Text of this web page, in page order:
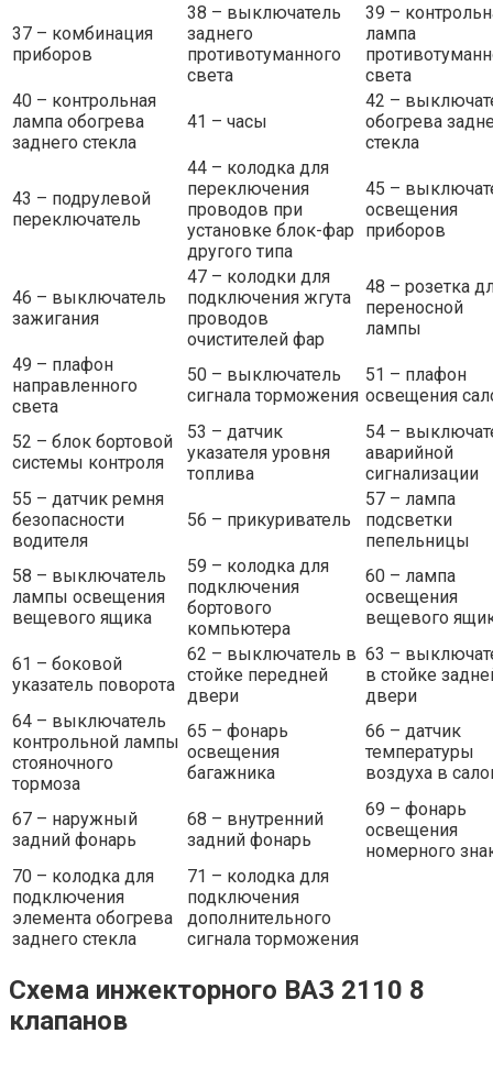
37 – комбинация
приборов
38 – выключатель
заднего
противотуманного
света
39 –
лампа
света
40 – контрольная
лампа обогрева
заднего стекла
41 – часы
42 –
обогрева
стекла
43 – подрулевой
переключатель
44 – колодка для
переключения
проводов при
установке блок-фар
другого типа
45 –
освещения
приборов
46 – выключатель
зажигания
47 – колодки для
подключения жгута
проводов
очистителей фар
48 – розетка
переносной
лампы
49 – плафон
направленного
света
50 – выключатель
сигнала торможения
51 – плафон
освещения
52 – блок бортовой
системы контроля
53 – датчик
указателя уровня
топлива
54 –
аварийной
сигнализации
55 – датчик ремня
безопасности
водителя
56 – прикуриватель
57 – лампа
подсветки
пепельницы
58 – выключатель
лампы освещения
вещевого ящика
59 – колодка для
подключения
бортового
компьютера
60 – лампа
освещения
вещевого
61 – боковой
указатель поворота
62 – выключатель в
стойке передней
двери
63 –
в стойке
двери
64 – выключатель
контрольной лампы
стояночного
тормоза
65 – фонарь
освещения
багажника
66 – датчик
температуры
воздуха в
67 – наружный
задний фонарь
68 – внутренний
задний фонарь
69 – фонарь
освещения
номерного
70 – колодка для
подключения
элемента обогрева
заднего стекла
71 – колодка для
подключения
дополнительного
сигнала торможения
Схема инжекторного ВАЗ 2110 8
клапанов